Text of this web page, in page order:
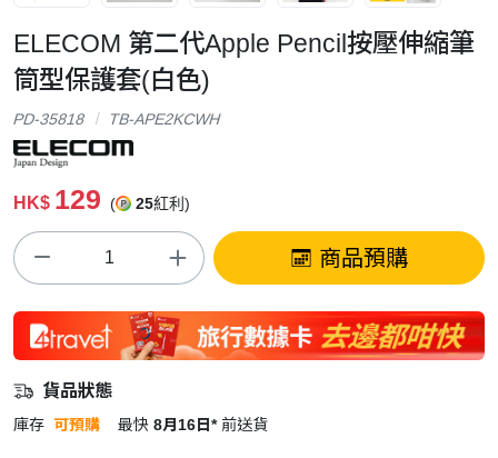
ELECOM 第二代Apple Pencil按壓伸縮筆
筒型保護套(白色)
PD-35818 TB-APE2KCWH
HK$ 129 ( 25紅利)
商品預購
貨品狀態
庫存 可預購 最快 8月16日* 前送貨